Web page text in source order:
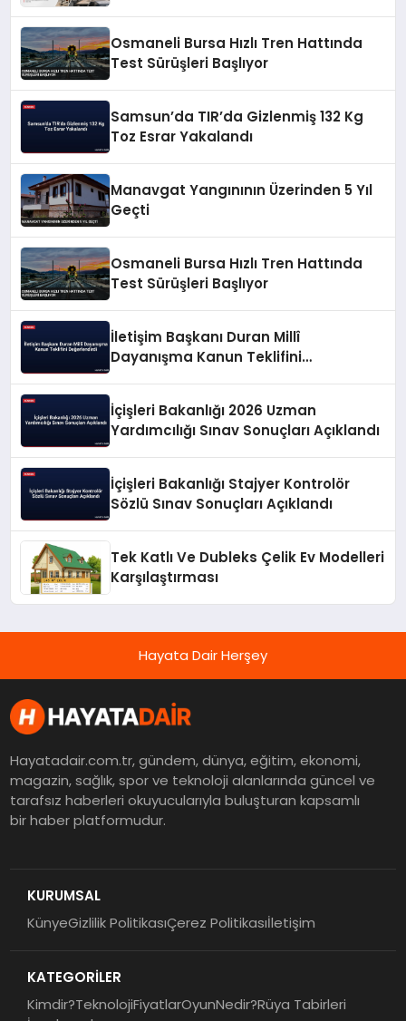
Osmaneli Bursa Hızlı Tren Hattında
Test Sürüşleri Başlıyor
Samsun’da TIR’da Gizlenmiş 132 Kg
Toz Esrar Yakalandı
Manavgat Yangınının Üzerinden 5 Yıl
Geçti
Osmaneli Bursa Hızlı Tren Hattında
Test Sürüşleri Başlıyor
İletişim Başkanı Duran Millî
Dayanışma Kanun Teklifini
İçişleri Bakanlığı 2026 Uzman
Yardımcılığı Sınav Sonuçları Açıklandı
İçişleri Bakanlığı Stajyer Kontrolör
Sözlü Sınav Sonuçları Açıklandı
Tek Katlı Ve Dubleks Çelik Ev Modelleri
Karşılaştırması
Hayata Dair Herşey
Hayatadair.com.tr, gündem, dünya, eğitim, ekonomi,
magazin, sağlık, spor ve teknoloji alanlarında güncel ve
tarafsız haberleri okuyucularıyla buluşturan kapsamlı
bir haber platformudur.
KURUMSAL
KünyeGizlilik PolitikasıÇerez Politikasıİletişim
KATEGORİLER
Kimdir?TeknolojiFiyatlarOyunNedir?Rüya Tabirleri